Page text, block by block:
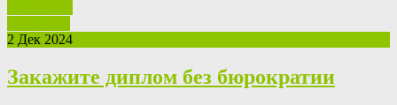
2 Дек 2024
Закажите диплом без бюрократии